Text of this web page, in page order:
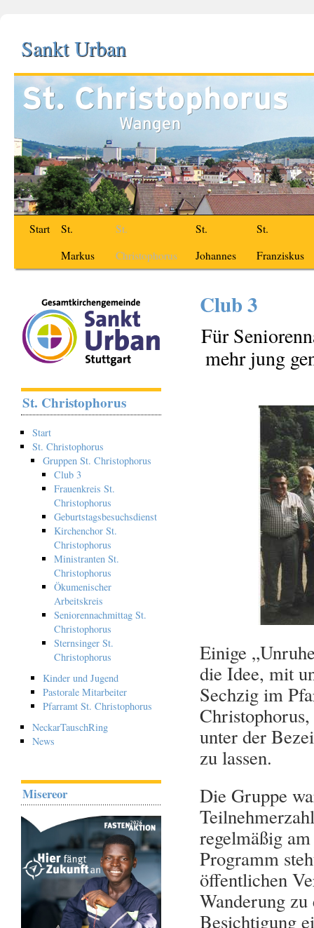
Sankt Urban
Start
St.
Markus
St.
Christophorus
St.
Johannes
St.
Franziskus
Club 3
Für
mehr jung
Einige
die Idee, mit
Sechzig im
unter der
zu lassen.
Die Gruppe
regelmäßig
Programm
öffentlichen
Wanderung
Besichtigung
St. Christophorus
Start
St. Christophorus
Gruppen St. Christophorus
Club 3
Frauenkreis St.
Christophorus
Geburtstagsbesuchsdienst
Kirchenchor St.
Christophorus
Ministranten St.
Christophorus
Ökumenischer
Arbeitskreis
Seniorennachmittag St.
Christophorus
Sternsinger St.
Christophorus
Kinder und Jugend
Pastorale Mitarbeiter
Pfarramt St. Christophorus
NeckarTauschRing
News
Misereor